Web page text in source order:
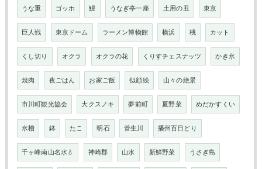
うな重 ゴッホ 鰻 うなぎ亭一座 土用の丑 東京
巨人戦 東京ドーム ラーメン博物館 横浜 桃 カット
くし切り オクラ オクラの花 くりすチェスナッツ かき氷
焼肉 夜ごはん お家ご飯 似顔絵 山々の絶景
市川町観光協会 大クスノキ 夢前町 夏野菜 めだかすくい
水槽 鉢 たこ 明石 菅生川 播州百日どり
千ヶ峰南山名水💧 神崎郡 山水 新鮮野菜 うさぎ島